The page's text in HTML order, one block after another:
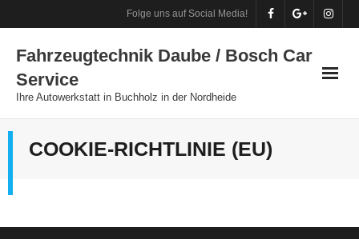
to
content
Folge uns auf Social Media!
Fahrzeugtechnik Daube / Bosch Car
Service
Ihre Autowerkstatt in Buchholz in der Nordheide
COOKIE-RICHTLINIE (EU)